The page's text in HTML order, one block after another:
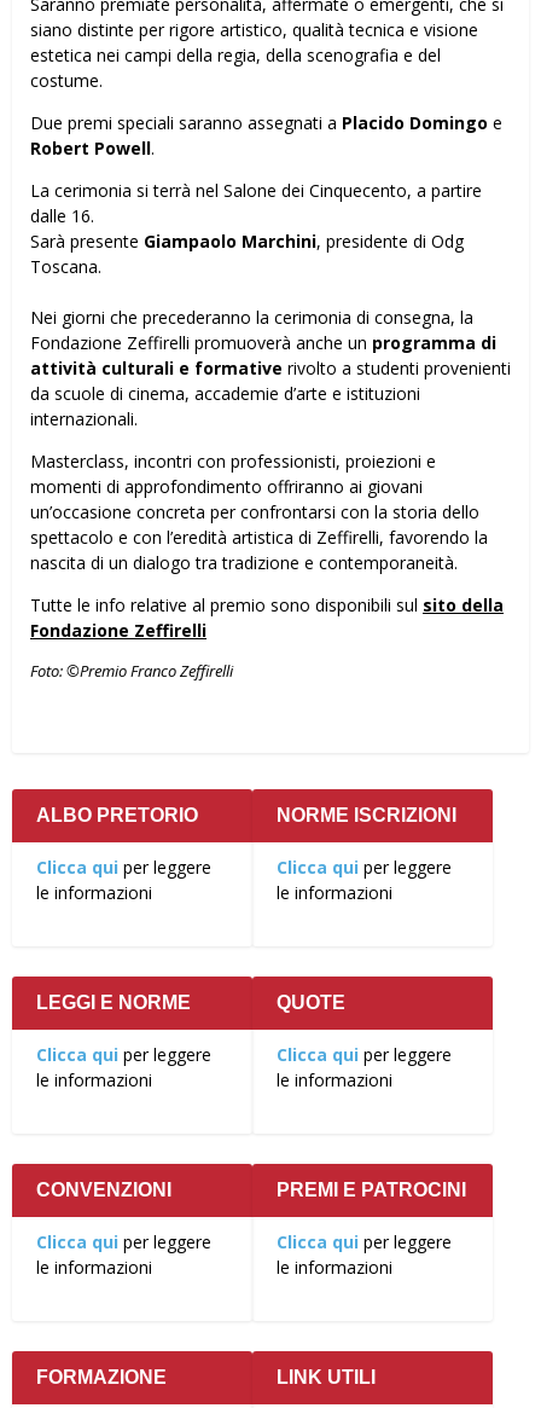
siano distinte per rigore artistico, qualità tecnica e visione
estetica nei campi della regia, della scenografia e del
costume.
Due premi speciali saranno assegnati a Placido Domingo e
Robert Powell.
La cerimonia si terrà nel Salone dei Cinquecento, a partire
dalle 16.
Sarà presente Giampaolo Marchini, presidente di Odg
Toscana.
Nei giorni che precederanno la cerimonia di consegna, la
Fondazione Zeffirelli promuoverà anche un programma di
attività culturali e formative rivolto a studenti provenienti
da scuole di cinema, accademie d’arte e istituzioni
internazionali.
Masterclass, incontri con professionisti, proiezioni e
momenti di approfondimento offriranno ai giovani
un’occasione concreta per confrontarsi con la storia dello
spettacolo e con l’eredità artistica di Zeffirelli, favorendo la
nascita di un dialogo tra tradizione e contemporaneità.
Tutte le info relative al premio sono disponibili sul sito della
Fondazione Zeffirelli
Foto: ©Premio Franco Zeffirelli
ALBO PRETORIO
Clicca qui per leggere
le informazioni
NORME ISCRIZIONI
Clicca qui per leggere
le informazioni
LEGGI E NORME
Clicca qui per leggere
le informazioni
QUOTE
Clicca qui per leggere
le informazioni
CONVENZIONI
Clicca qui per leggere
le informazioni
PREMI E PATROCINI
Clicca qui per leggere
le informazioni
FORMAZIONE LINK UTILI